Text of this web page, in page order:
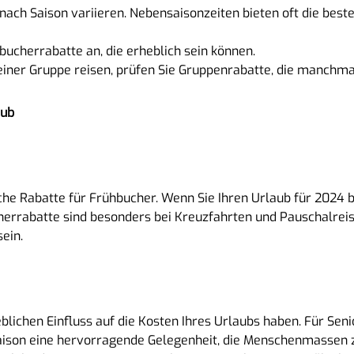
Saison variieren. Nebensaisonzeiten bieten oft die
an, die erheblich sein können.
Gruppe reisen, prüfen Sie Gruppenrabatte, die
Rabatte für Frühbucher. Wenn Sie Ihren Urlaub für 2024
sind besonders bei Kreuzfahrten und
Einfluss auf die Kosten Ihres Urlaubs haben. Für
eine hervorragende Gelegenheit, die Menschenmassen